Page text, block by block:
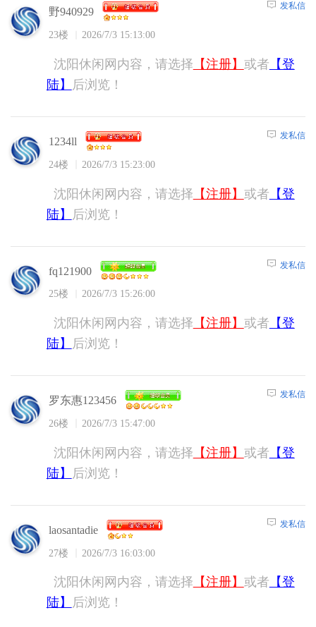
野940929
23楼 2026/7/3 15:13:00
发私信
沈阳休闲网内容，请选择 【注册】 或者 【登
陆】
后浏览！
1234ll
24楼 2026/7/3 15:23:00
发私信
沈阳休闲网内容，请选择 【注册】 或者 【登
陆】
后浏览！
fq121900
25楼 2026/7/3 15:26:00
发私信
沈阳休闲网内容，请选择 【注册】 或者 【登
陆】
后浏览！
罗东惠123456
26楼 2026/7/3 15:47:00
发私信
沈阳休闲网内容，请选择 【注册】 或者 【登
陆】
后浏览！
laosantadie
27楼 2026/7/3 16:03:00
发私信
沈阳休闲网内容，请选择 【注册】 或者 【登
陆】
后浏览！